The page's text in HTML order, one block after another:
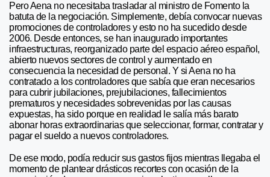
Pero Aena no necesitaba trasladar al ministro de Fomento la
batuta de la negociación. Simplemente, debía convocar nuevas
promociones de controladores y esto no ha sucedido desde
2006. Desde entonces, se han inaugurado importantes
infraestructuras, reorganizado parte del espacio aéreo español,
abierto nuevos sectores de control y aumentado en
consecuencia la necesidad de personal. Y si Aena no ha
contratado a los controladores que sabía que eran necesarios
para cubrir jubilaciones, prejubilaciones, fallecimientos
prematuros y necesidades sobrevenidas por las causas
expuestas, ha sido porque en realidad le salía más barato
abonar horas extraordinarias que seleccionar, formar, contratar y
pagar el sueldo a nuevos controladores.
De ese modo, podía reducir sus gastos fijos mientras llegaba el
momento de plantear drásticos recortes con ocasión de la